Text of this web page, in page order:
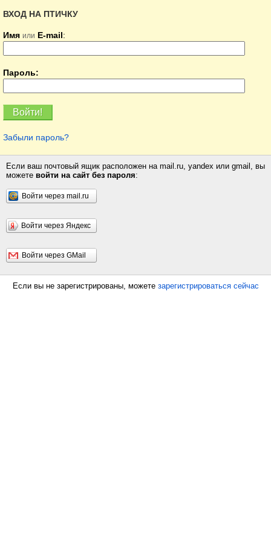
ВХОД НА ПТИЧКУ
Имя или E-mail:
Пароль:
Забыли пароль?
Если ваш почтовый ящик расположен на mail.ru, yandex или gmail, вы
можете войти на сайт без пароля:
Войти через mail.ru
Войти через Яндекс
Войти через GMail
Если вы не зарегистрированы, можете зарегистрироваться сейчас